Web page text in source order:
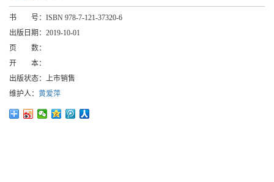
书 号： ISBN 978-7-121-37320-6
出版日期： 2019-10-01
页 数：
开 本：
出版状态： 上市销售
维护人： 黄爱萍